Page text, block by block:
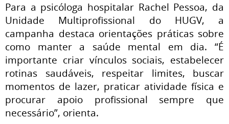
Para a psicóloga hospitalar Rachel Pessoa, da
Unidade Multiprofissional do HUGV, a
campanha destaca orientações práticas sobre
como manter a saúde mental em dia. “É
importante criar vínculos sociais, estabelecer
rotinas saudáveis, respeitar limites, buscar
momentos de lazer, praticar atividade física e
procurar apoio profissional sempre que
necessário”, orienta.